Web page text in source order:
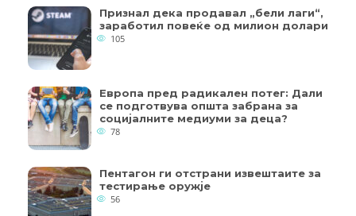
Признал дека продавал „бели лаги“,
заработил повеќе од милион долари
105
Европа пред радикален потег: Дали
се подготвува општа забрана за
социјалните медиуми за деца?
78
Пентагон ги отстрани извештаите за
тестирање оружје
56